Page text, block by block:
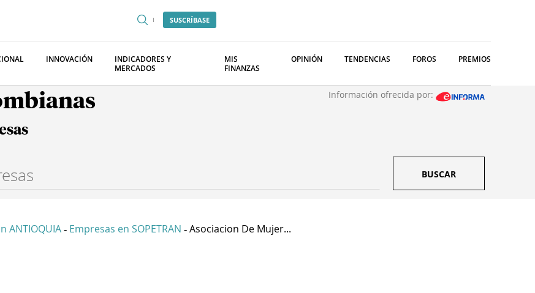
SUSCRÍBASE
INNOVACIÓN
INDICADORES Y
MERCADOS
MIS
FINANZAS
OPINIÓN TENDENCIAS FOROS PREMIOS
Información ofrecida por:
BUSCAR
ANTIOQUIA - Empresas en SOPETRAN - Asociacion De Mujer...